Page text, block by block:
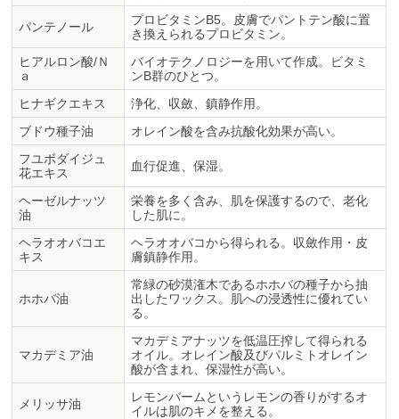
パンテノール
プロビタミンB5。皮膚でパントテン酸に置
き換えられるプロビタミン。
ヒアルロン酸/Ｎ
ａ
バイオテクノロジーを用いて作成。ビタミ
ンB群のひとつ。
ヒナギクエキス
浄化、収斂、鎮静作用。
ブドウ種子油
オレイン酸を含み抗酸化効果が高い。
フユボダイジュ
花エキス
血行促進、保湿。
ヘーゼルナッツ
油
栄養を多く含み、肌を保護するので、老化
した肌に。
ヘラオオバコエ
キス
ヘラオオバコから得られる。収斂作用・皮
膚鎮静作用。
ホホバ油
常緑の砂漠潅木であるホホバの種子から抽
出したワックス。肌への浸透性に優れてい
る。
マカデミア油
マカデミアナッツを低温圧搾して得られる
オイル。オレイン酸及びパルミトオレイン
酸が含まれ、保湿性が高い。
メリッサ油
レモンバームというレモンの香りがするオ
イルは肌のキメを整える。